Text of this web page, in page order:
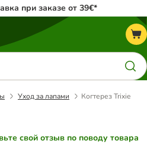
при заказе от 39€*
Уход за лапами Когтерез Trixie
свой отзыв по поводу товара